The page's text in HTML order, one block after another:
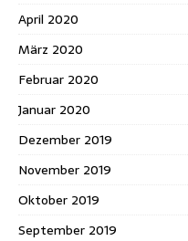
April 2020
März 2020
Februar 2020
Januar 2020
Dezember 2019
November 2019
Oktober 2019
September 2019